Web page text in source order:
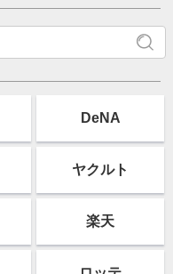
DeNA
ヤクルト
楽天